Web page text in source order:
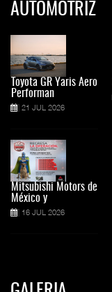
AUTOMOTRIZ
Toyota GR Yaris Aero
Performan
21 JUL 2026
Mitsubishi Motors de
México y
16 JUL 2026